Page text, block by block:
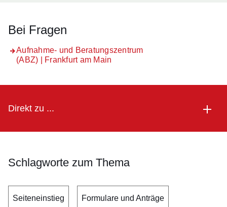
Bei Fragen
Aufnahme- und Beratungszentrum
(ABZ) | Frankfurt am Main
Direkt zu ...
Schlagworte zum Thema
Seiteneinstieg Formulare und Anträge